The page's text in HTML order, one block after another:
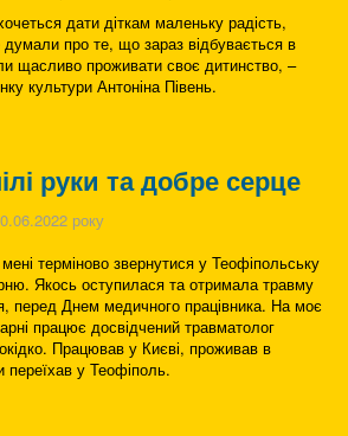
дати діткам маленьку радість,
про те, що зараз відбувається в
щасливо проживати своє дитинство, –
культури Антоніна Півень.
руки та добре серце
року
терміново звернутися у Теофіпольську
Якось оступилася та отримала травму
перед Днем медичного працівника. На моє
працює досвідчений травматолог
Працював у Києві, проживав в
переїхав у Теофіполь.